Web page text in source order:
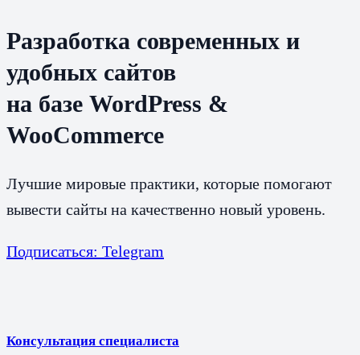
Разработка современных и
удобных сайтов
на базе WordPress &
WooCommerce
Лучшие мировые практики, которые помогают
вывести сайты на качественно новый уровень.
Подписаться: Telegram
Консультация специалиста